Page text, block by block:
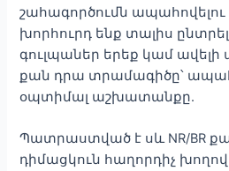
շահագործումն
խորհուրդ ենք տալիս
գուլպաներ երեք կամ ավելի
քան դրա տրամագիծը՝
օպտիմալ աշխատանքը.
Պատրաստված է սև NR/BR
դիմացկուն հաղորդիչ